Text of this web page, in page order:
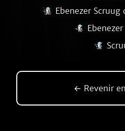
Ebenezer
← Revenir